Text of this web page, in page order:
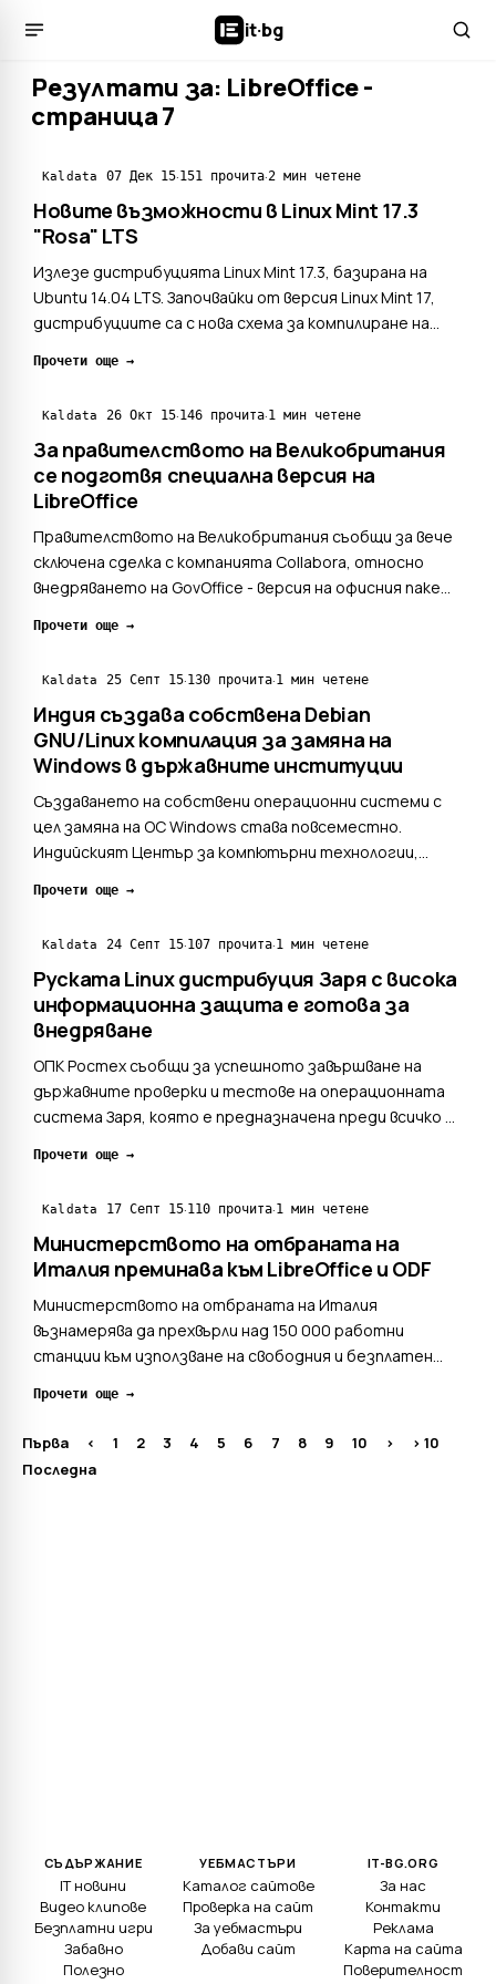
it·bg
Резултати за: LibreOffice -
страница 7
Kaldata 07 Дек 15·151 прочита·2 мин четене
Новите възможности в Linux Mint 17.3
"Rosa" LTS
Излезе дистрибуцията Linux Mint 17.3, базирана на
Ubuntu 14.04 LTS. Започвайки от версия Linux Mint 17,
дистрибуциите са с нова схема за компилиране на
Ubuntu с дълъг срок на поддръжка (LTS). Междинните
Прочети още →
Kaldata 26 Окт 15·146 прочита·1 мин четене
За правителството на Великобритания
се подготвя специална версия на
LibreOffice
Правителството на Великобритания съобщи за вече
сключена сделка с компанията Collabora, относно
внедряването на GovOffice - версия на офисния пакет
работата в държавните структури. GovOffice няма да
Прочети още →
Kaldata 25 Септ 15·130 прочита·1 мин четене
Индия създава собствена Debian
GNU/Linux компилация за замяна на
Windows в държавните институции
Създаването на собствени операционни системи с
цел замяна на ОС Windows става повсеместно.
Индийският Център за компютърни технологии,
Индия, още от 2007 година работи върху собствена
Solutions), която е адап...
Прочети още →
Kaldata 24 Септ 15·107 прочита·1 мин четене
Руската Linux дистрибуция Заря с висока
информационна защита е готова за
внедряване
ОПК Ростех съобщи за успешното завършване на
държавните проверки и тестове на операционната
система Заря, която е предназначена преди всичко за
ведомства, както и в комерсиалните структури,
информацията. Руската ...
Прочети още →
Kaldata 17 Септ 15·110 прочита·1 мин четене
Министерството на отбраната на
Италия преминава към LibreOffice и ODF
Министерството на отбраната на Италия
възнамерява да прехвърли над 150 000 работни
станции към използване на свободния и безплатен
в края на 2016 година. Навярно поучени от опита на
малко по-различно. ...
Прочети още →
Първа < 1 2 3 4 5 6 7 8 9 10 >
> 10
Последна
СЪДЪРЖАНИЕ
IT новини
Видео клипове
Безплатни игри
Забавно
Полезно
УЕБМАСТЪРИ
Каталог сайтове
Проверка на сайт
За уебмастъри
Добави сайт
IT-BG.ORG
За нас
Контакти
Реклама
Карта на сайта
Поверителност